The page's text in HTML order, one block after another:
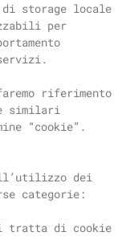
storage locale
per
riferimento
similari
“cookie”.
dei
categorie:
tratta di cookie